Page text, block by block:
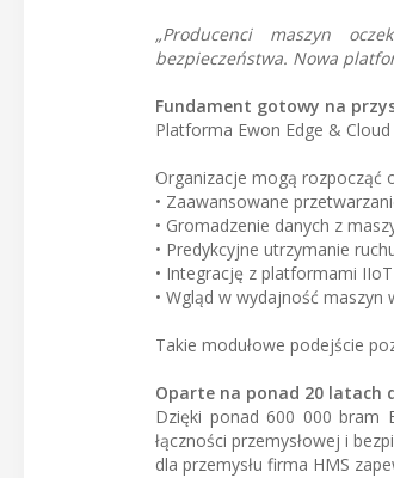
„Producenci maszyn
bezpieczeństwa. Nowa
Fundament gotowy na
Platforma Ewon Edge &
Organizacje mogą rozpocząć
• Zaawansowane
• Gromadzenie danych z
• Predykcyjne utrzymanie
• Integrację z platformami IIoT
• Wgląd w wydajność maszyn
Takie modułowe podejście
Oparte na ponad 20 latach
Dzięki ponad 600 000 bram
łączności przemysłowej i
dla przemysłu firma HMS